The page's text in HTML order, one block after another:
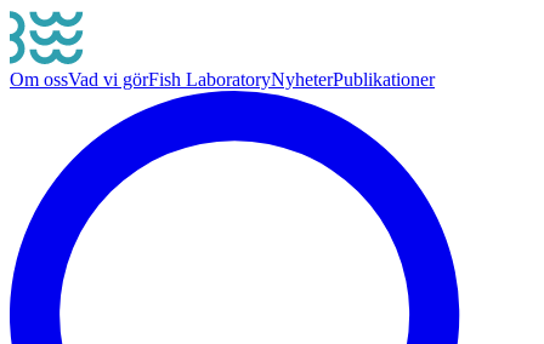
Om ossVad vi görFish LaboratoryNyheterPublikationer